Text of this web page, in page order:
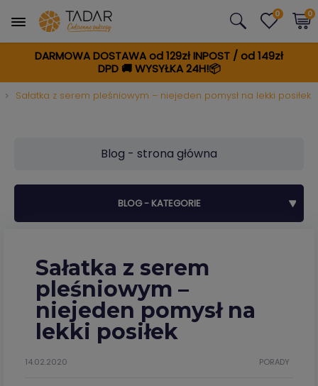
DARMOWA DOSTAWA od 129zł INPOST / od 149zł
DPD🚚WYSYŁKA 24H!📦
0 0
Sałatka z serem pleśniowym – niejeden pomysł na lekki posiłek
BLOG - KATEGORIE
Blog - strona główna
Sałatka z serem
pleśniowym –
niejeden pomysł na
lekki posiłek
PORADY
14.02.2020